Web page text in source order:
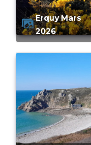
Erquy Mars
2026